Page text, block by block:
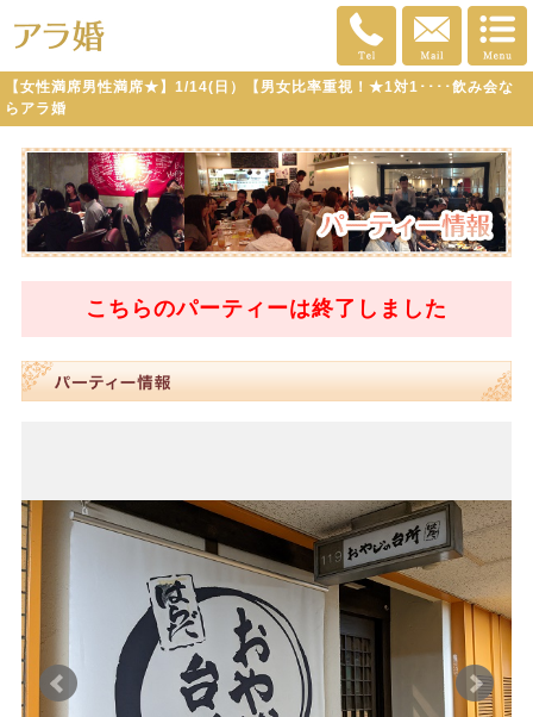
【女性満席男性満席★】1/14(日）【男女比率重視！★1対1････飲み会な
らアラ婚
こちらのパーティーは終了 しました